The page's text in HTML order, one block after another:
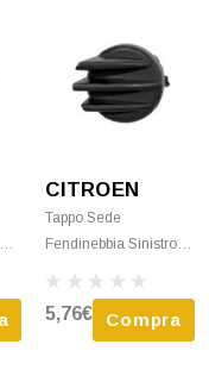
CITROEN
Tappo Sede
Fendinebbia Sinistro
2007 Al 2016 Nuovo
5,76€ Compra